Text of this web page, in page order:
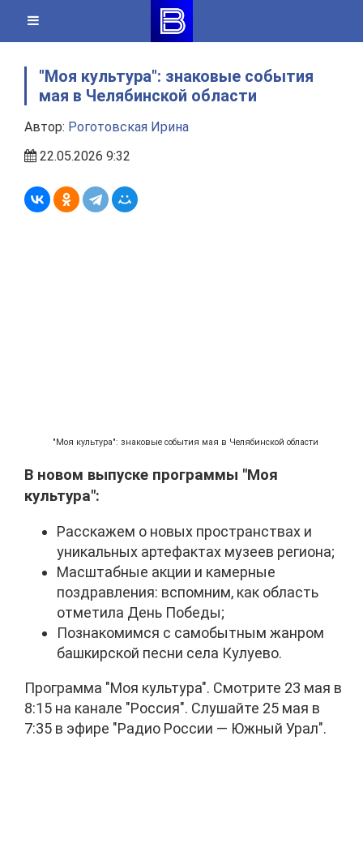
content
"Моя культура": знаковые события
мая в Челябинской области
Автор: Роготовская Ирина
22.05.2026 9:32
"Моя культура": знаковые события мая в Челябинской области
В новом выпуске программы "Моя
культура":
Расскажем о новых пространствах и
уникальных артефактах музеев региона;
Масштабные акции и камерные
поздравления: вспомним, как область
отметила День Победы;
Познакомимся с самобытным жанром
башкирской песни села Кулуево.
Программа "Моя культура". Смотрите 23 мая в
8:15 на канале "Россия". Слушайте 25 мая в
7:35 в эфире "Радио России — Южный Урал".